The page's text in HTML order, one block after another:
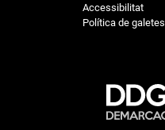
Accessibilitat
Política de galetes